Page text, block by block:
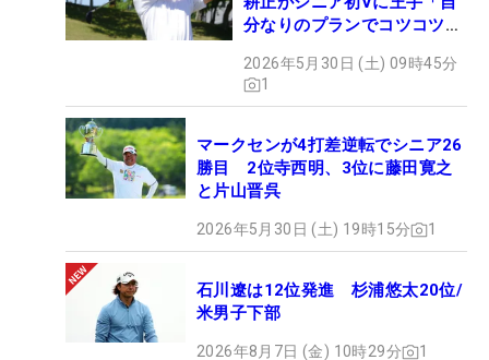
分なりのプランでコツコツ
2026年5月30日 (土) 09時45分
1
マークセンが4打差逆転でシニア26
勝目 2位寺西明、3位に藤田寛之
と片山晋呉
2026年5月30日 (土) 19時15分 1
石川遼は12位発進 杉浦悠太20位/
米男子下部
2026年8月7日 (金) 10時29分 1